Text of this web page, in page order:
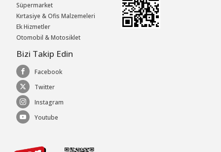
Süpermarket
Kırtasiye & Ofis Malzemeleri
Ek Hizmetler
Otomobil & Motosiklet
Bizi Takip Edin
Facebook
Twitter
Instagram
Youtube